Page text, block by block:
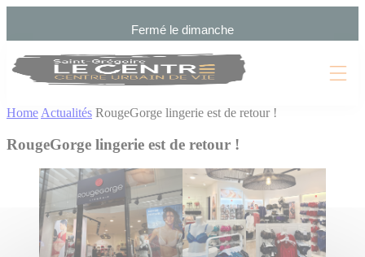
Cookies management panel
Fermé le dimanche
Home Actualités RougeGorge lingerie est de retour !
RougeGorge lingerie est de retour !